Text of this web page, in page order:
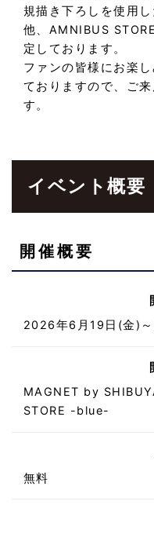
規描き下ろしを使用
他、AMNIBUS
定しております。
ファンの皆様にお楽
ておりますので、ご
す。
イベント概要
開催概要
2026年6月19日(金)
MAGNET by
STORE -blue-
無料